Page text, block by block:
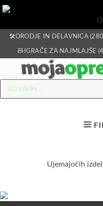
Skoči
vsebino
🛠️ORODJE IN DELAVNICA
🧸IGRAČE ZA NAJMLAJŠE
Products
search
Ujemajočih